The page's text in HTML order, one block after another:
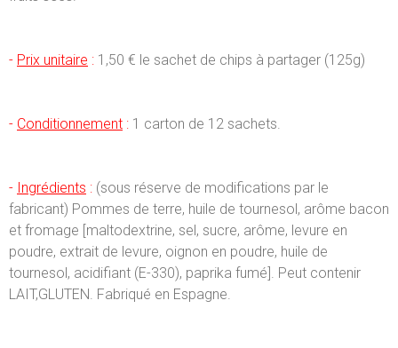
- Prix unitaire : 1,50 € le sachet de chips à partager (125g)
- Conditionnement : 1 carton de 12 sachets.
- Ingrédients : (sous réserve de modifications par le
fabricant) Pommes de terre, huile de tournesol, arôme bacon
et fromage [maltodextrine, sel, sucre, arôme, levure en
poudre, extrait de levure, oignon en poudre, huile de
tournesol, acidifiant (E-330), paprika fumé]. Peut contenir
LAIT,GLUTEN. Fabriqué en Espagne.